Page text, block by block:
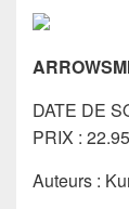
DATE DE
PRIX :
Auteurs :